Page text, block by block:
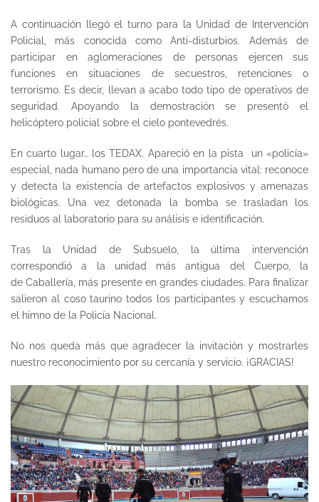
A continuación llegó el turno para la Unidad de Intervención
Policial, más conocida como Anti-disturbios. Además de
participar en aglomeraciones de personas ejercen sus
funciones en situaciones de secuestros, retenciones o
terrorismo. Es decir, llevan a acabo todo tipo de operativos de
seguridad. Apoyando la demostración se presentó el
helicóptero policial sobre el cielo pontevedrés.
En cuarto lugar… losTEDAX. Apareció en la pista un «policía»
especial, nada humano pero de una importancia vital: reconoce
y detecta la existencia de artefactos explosivos y amenazas
biológicas. Una vez detonada la bomba se trasladan los
residuos al laboratorio para su análisis e identificación.
Tras la Unidad de Subsuelo, la última intervención
correspondió a la unidad más antigua del Cuerpo, la
de Caballería, más presente en grandes ciudades. Para finalizar
salieron al coso taurino todos los participantes y escuchamos
el himno de la Policía Nacional.
No nos queda más que agradecer la invitación y mostrarles
nuestro reconocimiento por su cercanía y servicio. ¡GRACIAS!